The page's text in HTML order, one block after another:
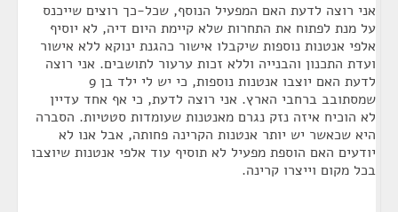
אני רוצה לדעת האם המפעיל הנוסף, שכל-כך רוצים שייכנס
על מנת לפתוח את התחרות שלא קיימת היום דיה, לא יוסיף
אלפי אנטנות נוספות שיקבלו אישור כהגנת ינוקא ללא אישור
ועדת התכנון והבנייה וללא זכות ערעור לתושבים. אני רוצה
לדעת האם יוצבו אנטנות נוספות, כי יש לי ילד בן 9
שמסתובב ברחבי הארץ. אני רוצה לדעת, כי אף אחד עדיין
לא הוכיח איזה נזק נגרם מאנטנות שעומדות סטטיות. הסברה
היא שכאשר יש יותר אנטנות הקרינה פחותה, אבל אנו לא
יודעים האם הוספת מפעיל לא תוסיף עוד אלפי אנטנות שיוצבו
בכל מקום וייצרו קרינה.